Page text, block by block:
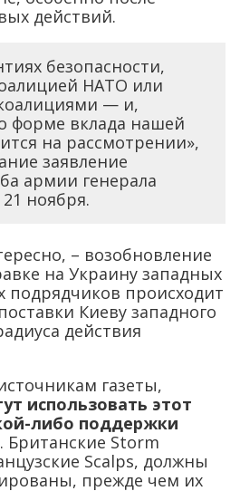
действий.
безопасности,
НАТО или
— и,
форме вклада нашей
на рассмотрении»,
заявление
армии генерала
ноября.
– возобновление
на Украину западных
подрядчиков происходит
Киеву западного
действия
газеты,
использовать этот
либо поддержки
Британские Storm
Scalps, должны
прежде чем их